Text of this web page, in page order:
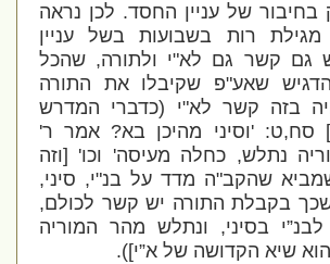
של עניין החסד. לכן נראה
רות בשבועות בשל עניין
קשר גם לא"י ולתורה, שהכל
שאע"פ שקיבלו את התורה
בזה קשר לא"י (כדברי המדרש
'וסיני מהיכן בא? אמר ר'
נתלש, כחלה מעיסה' וכו' [וזה
שהקב"ה מדד על בנ"י, סיני,
בקבלת התורה יש קשר לכולם,
בסיני, ונתלש מהר המוריה
שיא הקדושה של א”י]).